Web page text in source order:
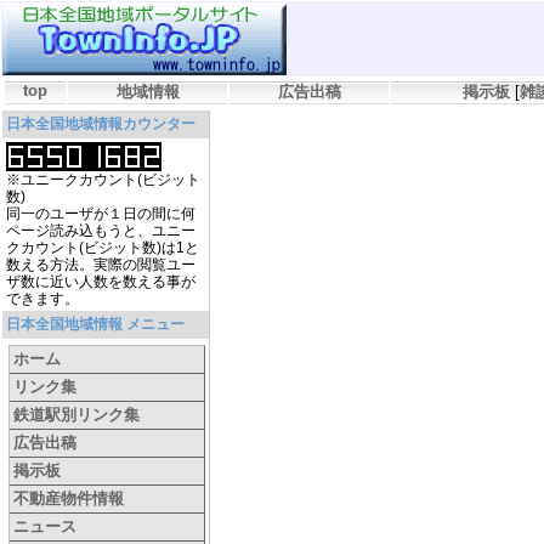
top 地域情報 広告出稿 掲示板 [雑
日本全国地域情報カウンター
※ユニークカウント(ビジット
数)
同一のユーザが１日の間に何
ページ読み込もうと、ユニー
クカウント(ビジット数)は1と
数える方法。実際の閲覧ユー
ザ数に近い人数を数える事が
できます。
日本全国地域情報 メニュー
ホーム
リンク集
鉄道駅別リンク集
広告出稿
掲示板
不動産物件情報
ニュース